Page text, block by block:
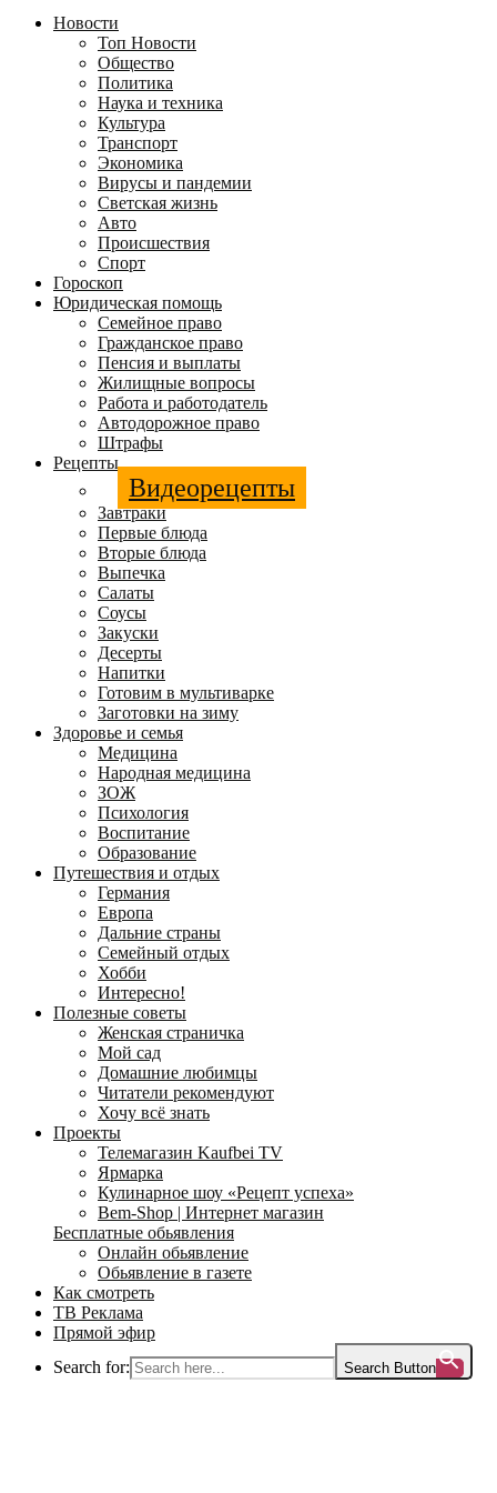
Новости
Топ Новости
Общество
Политика
Наука и техника
Культура
Транспорт
Экономика
Вирусы и пандемии
Светская жизнь
Авто
Происшествия
Спорт
Гороскоп
Юридическая помощь
Семейное право
Гражданское право
Пенсия и выплаты
Жилищные вопросы
Работа и работодатель
Автодорожное право
Штрафы
Рецепты
Видеорецепты
Завтраки
Первые блюда
Вторые блюда
Выпечка
Салаты
Соусы
Закуски
Десерты
Напитки
Готовим в мультиварке
Заготовки на зиму
Здоровье и семья
Медицина
Народная медицина
ЗОЖ
Психология
Воспитание
Образование
Путешествия и отдых
Германия
Европа
Дальние страны
Семейный отдых
Хобби
Интересно!
Полезные советы
Женская страничка
Мой сад
Домашние любимцы
Читатели рекомендуют
Хочу всё знать
Проекты
Телемагазин Kaufbei TV
Ярмарка
Кулинарное шоу «Рецепт успеха»
Bem-Shop | Интернет магазин
Бесплатные обьявления
Онлайн обьявление
Обьявление в газете
Как смотреть
ТВ Реклама
Прямой эфир
Search for:
Search Button